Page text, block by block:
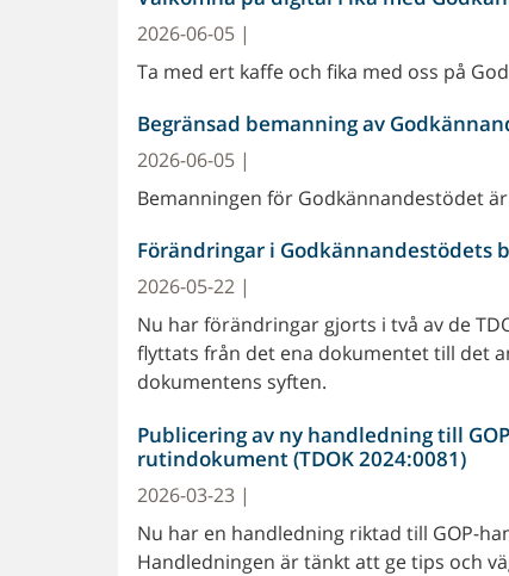
2026-06-05 |
Ta med ert kaffe och fika med oss på
Begränsad bemanning av
2026-06-05 |
Bemanningen för Godkännandestödet
Förändringar i Godkännandestödets
2026-05-22 |
Nu har förändringar gjorts i två av de
flyttats från det ena dokumentet till det
dokumentens syften.
Publicering av ny handledning till
rutindokument (TDOK 2024:0081)
2026-03-23 |
Nu har en handledning riktad till GOP-
Handledningen är tänkt att ge tips och